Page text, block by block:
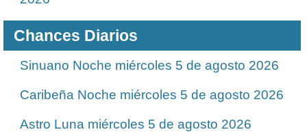
Chances Diarios
Sinuano Noche miércoles 5 de agosto 2026
Caribeña Noche miércoles 5 de agosto 2026
Astro Luna miércoles 5 de agosto 2026